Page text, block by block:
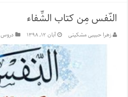
النّفس مِن کتاب الشِّفاء
زهرا حبیبی مشکینی آبان ۱۲, ۱۳۹۸ دروس